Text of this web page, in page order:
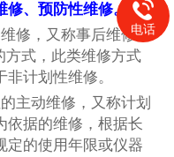
、预防性维修。
修，又称事后维修，
方式，此类维修方式
计划性维修。
主动维修，又称计划
依据的维修，根据长
定的使用年限或仪器
电话